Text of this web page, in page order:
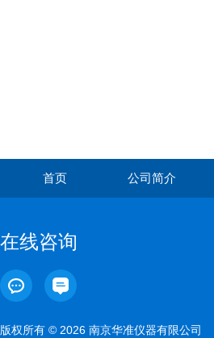
首页 公司简介
在线咨询
版权所有 © 2026 南京华准仪器有限公司